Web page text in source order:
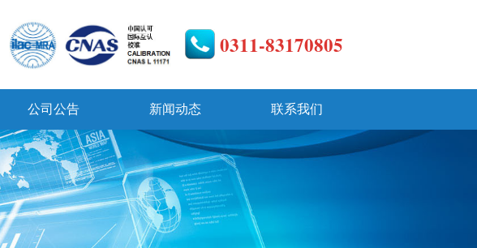
0311-83170805
公司公告 新闻动态 联系我们